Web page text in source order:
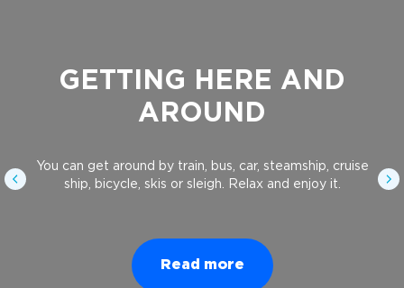
GETTING HERE AND
AROUND
You can get around by train, bus, car, steamship, cruise
ship, bicycle, skis or sleigh. Relax and enjoy it.
Read more